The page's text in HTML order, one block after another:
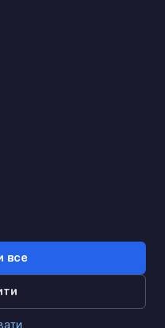
все